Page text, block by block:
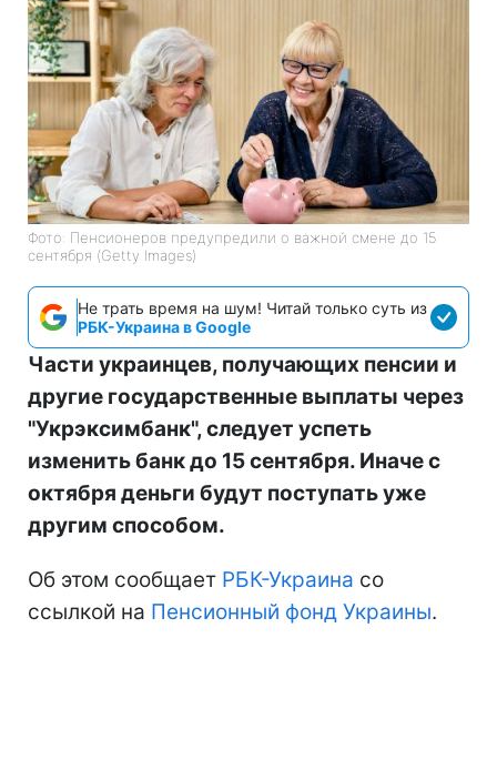
Фото: Пенсионеров предупредили о важной смене до 15
сентября (Getty Images)
Не трать время на шум! Читай только суть из
РБК-Украина в Google
Части украинцев, получающих пенсии и
другие государственные выплаты через
"Укрэксимбанк", следует успеть
изменить банк до 15 сентября. Иначе с
октября деньги будут поступать уже
другим способом.
Об этом сообщает РБК-Украина со
ссылкой на Пенсионный фонд Украины.